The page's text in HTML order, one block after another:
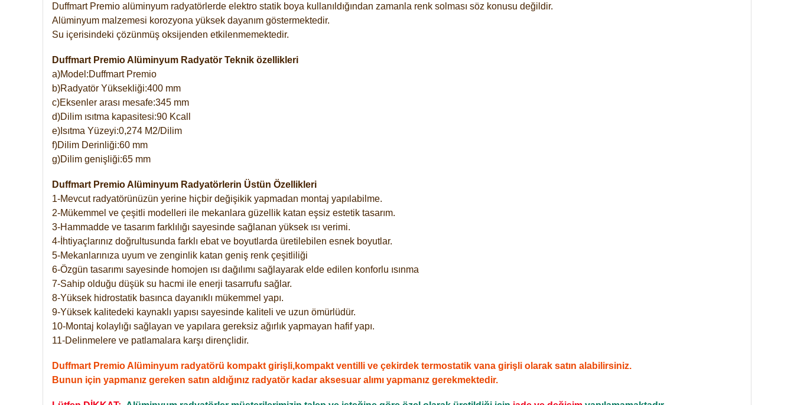
Duffmart Premio alüminyum radyatörlerde elektro statik boya kullanıldığından zamanla renk solması söz konusu değildir.
Alüminyum malzemesi korozyona yüksek dayanım göstermektedir.
Su içerisindeki çözünmüş oksijenden etkilenmemektedir.
Duffmart Premio Alüminyum Radyatör Teknik özellikleri
a)Model:Duffmart Premio
b)Radyatör Yüksekliği:400 mm
c)Eksenler arası mesafe:345 mm
d)Dilim ısıtma kapasitesi:90 Kcall
e)Isıtma Yüzeyi:0,274 M2/Dilim
f)Dilim Derinliği:60 mm
g)Dilim genişliği:65 mm
Duffmart Premio Alüminyum Radyatörlerin Üstün Özellikleri
1-Mevcut radyatörünüzün yerine hiçbir değişikik yapmadan montaj yapılabilme.
2-Mükemmel ve çeşitli modelleri ile mekanlara güzellik katan eşsiz estetik tasarım.
3-Hammadde ve tasarım farklılığı sayesinde sağlanan yüksek ısı verimi.
4-İhtiyaçlarınız doğrultusunda farklı ebat ve boyutlarda üretilebilen esnek boyutlar.
5-Mekanlarınıza uyum ve zenginlik katan geniş renk çeşitliliği
6-Özgün tasarımı sayesinde homojen ısı dağılımı sağlayarak elde edilen konforlu ısınma
7-Sahip olduğu düşük su hacmi ile enerji tasarrufu sağlar.
8-Yüksek hidrostatik basınca dayanıklı mükemmel yapı.
9-Yüksek kalitedeki kaynaklı yapısı sayesinde kaliteli ve uzun ömürlüdür.
10-Montaj kolaylığı sağlayan ve yapılara gereksiz ağırlık yapmayan hafif yapı.
11-Delinmelere ve patlamalara karşı dirençlidir.
Duffmart Premio Alüminyum radyatörü kompakt girişli,kompakt ventilli ve çekirdek termostatik vana girişli olarak satın alabilirsiniz.
Bunun için yapmanız gereken satın aldığınız radyatör kadar aksesuar alımı yapmanız gerekmektedir.